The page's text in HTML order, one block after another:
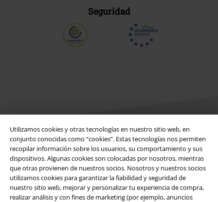
Utilizamos cookies y otras tecnologías en nuestro sitio web, en
conjunto conocidas como “cookies”. Estas tecnologías nos permiten
recopilar información sobre los usuarios, su comportamiento y sus
dispositivos. Algunas cookies son colocadas por nosotros, mientras
que otras provienen de nuestros socios. Nosotros y nuestros socios
utilizamos cookies para garantizar la fiabilidad y seguridad de
nuestro sitio web, mejorar y personalizar tu experiencia de compra,
realizar análisis y con fines de marketing (por ejemplo, anuncios
Seguridad
Legal
Términos y Condiciones
Aviso Legal